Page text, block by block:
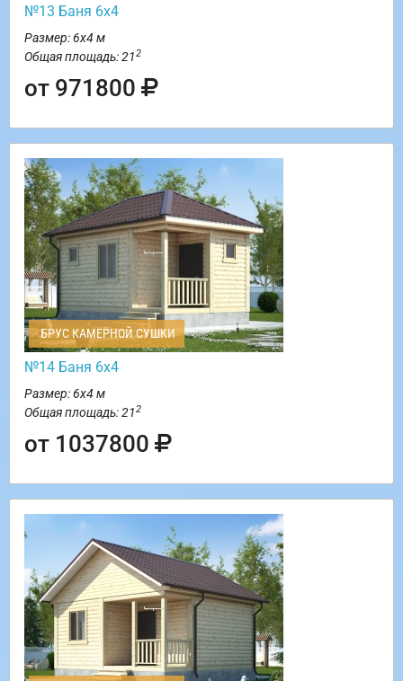
№13 Баня 6х4
Размер: 6х4 м
Общая площадь: 212
от 971800
БРУС КАМЕРНОЙ СУШКИ
№14 Баня 6х4
Размер: 6х4 м
Общая площадь: 212
от 1037800